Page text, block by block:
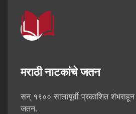
मराठी नाटकांचे जतन
सन् १९०० सालापूर्वी प्रकाशित
जतन.